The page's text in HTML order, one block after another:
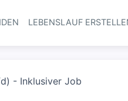
LEBENSLAUF
- Inklusiver Job